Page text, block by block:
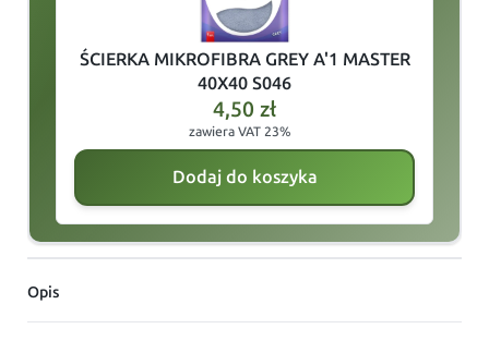
ŚCIERKA MIKROFIBRA GREY A'1 MASTER
40X40 S046
4,50 zł
zawiera VAT 23%
Dodaj do koszyka
Opis